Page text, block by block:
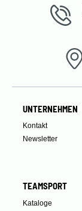
UNTERNEHMEN
Kontakt
Newsletter
TEAMSPORT
Kataloge